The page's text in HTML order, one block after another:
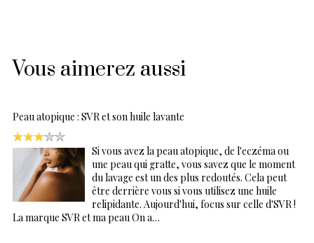
Vous aimerez aussi
Peau atopique : SVR et son huile lavante
Si vous avez la peau atopique, de l'eczéma ou
une peau qui gratte, vous savez que le moment
du lavage est un des plus redoutés. Cela peut
être derrière vous si vous utilisez une huile
relipidante. Aujourd'hui, focus sur celle d'SVR !
La marque SVR et ma peau On a…